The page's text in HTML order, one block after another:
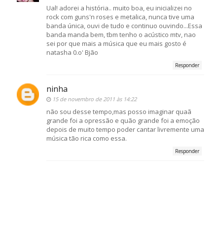
Ual! adorei a história.. muito boa, eu inicializei no
rock com guns'n roses e metalica, nunca tive uma
banda única, ouvi de tudo e continuo ouvindo...Essa
banda manda bem, tbm tenho o acústico mtv, nao
sei por que mais a música que eu mais gosto é
natasha 0.o' Bjão
Responder
ninha
15 de novembro de 2011 às 14:22
não sou desse tempo,mas posso imaginar quaã
grande foi a opressão e quão grande foi a emoção
depois de muito tempo poder cantar livremente uma
música tão rica como essa.
Responder